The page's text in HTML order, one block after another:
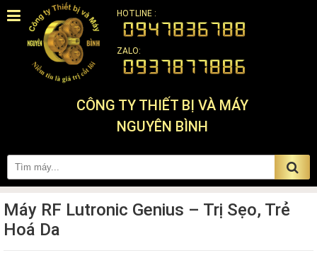
CÔNG TY THIẾT BỊ VÀ MÁY
NGUYÊN BÌNH
HOTLINE :
ZALO:
Máy RF Lutronic Genius – Trị Sẹo, Trẻ
Hoá Da